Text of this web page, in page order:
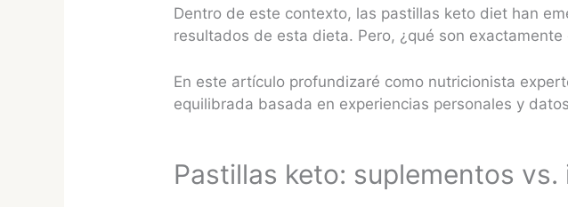
Dentro de este contexto, las pastillas keto diet han
resultados de esta dieta. Pero, ¿qué son
En este artículo profundizaré como nutricionista
equilibrada basada en experiencias personales y
Pastillas keto: suplementos